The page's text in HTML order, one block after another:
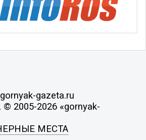
gazeta.ru
2005-2026 «gornyak-
МЕСТА